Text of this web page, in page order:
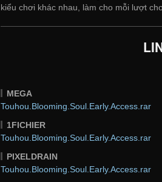
kiểu chơi khác nhau, làm cho mỗi lượt
MEGA
Touhou.Blooming.Soul.Early.Access.rar
1FICHIER
Touhou.Blooming.Soul.Early.Access.rar
PIXELDRAIN
Touhou.Blooming.Soul.Early.Access.rar